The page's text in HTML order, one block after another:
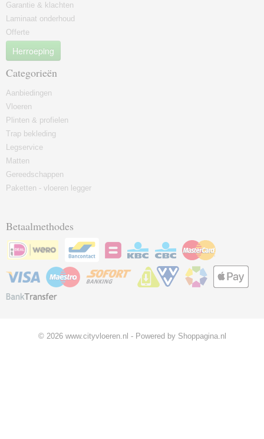
Garantie & klachten
Laminaat onderhoud
Offerte
Herroeping
Categorieën
Aanbiedingen
Vloeren
Plinten & profielen
Trap bekleding
Legservice
Matten
Gereedschappen
Paketten - vloeren legger
Betaalmethodes
© 2026 www.cityvloeren.nl - Powered by Shoppagina.nl